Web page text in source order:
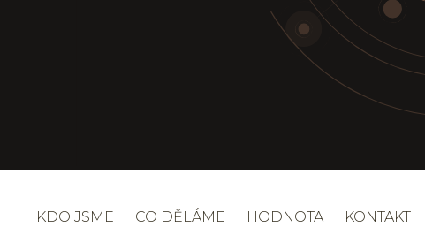
KDO JSME CO DĚLÁME HODNOTA KONTAKT